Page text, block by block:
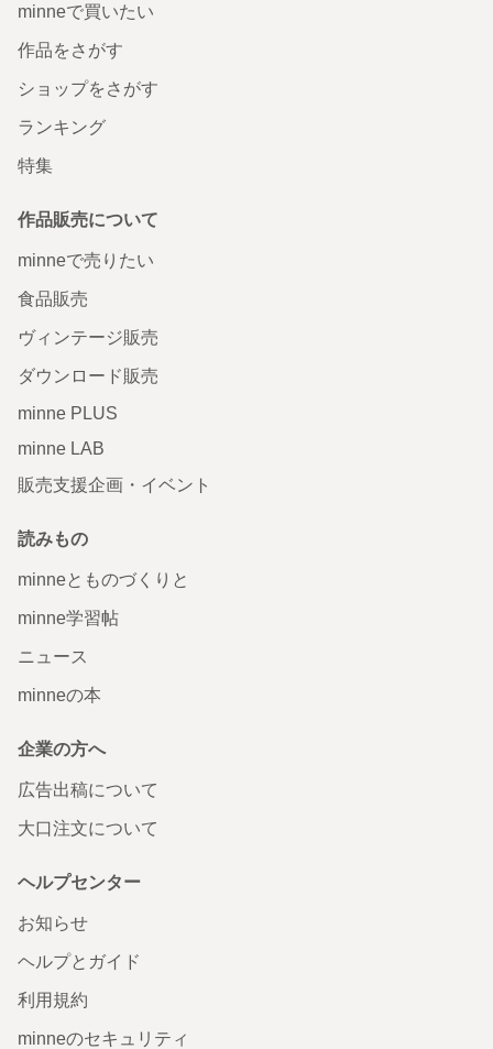
minneで買いたい
作品をさがす
ショップをさがす
ランキング
特集
作品販売について
minneで売りたい
食品販売
ヴィンテージ販売
ダウンロード販売
minne PLUS
minne LAB
販売支援企画・イベント
読みもの
minneとものづくりと
minne学習帖
ニュース
minneの本
企業の方へ
広告出稿について
大口注文について
ヘルプセンター
お知らせ
ヘルプとガイド
利用規約
minneのセキュリティ